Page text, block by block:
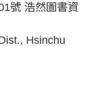
號 浩然圖書資
Hsinchu